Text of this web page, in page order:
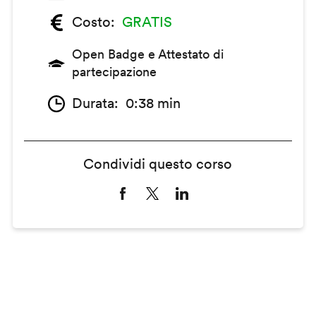
Costo
GRATIS
Open Badge e Attestato di
partecipazione
Durata 0:38 min
Condividi questo corso